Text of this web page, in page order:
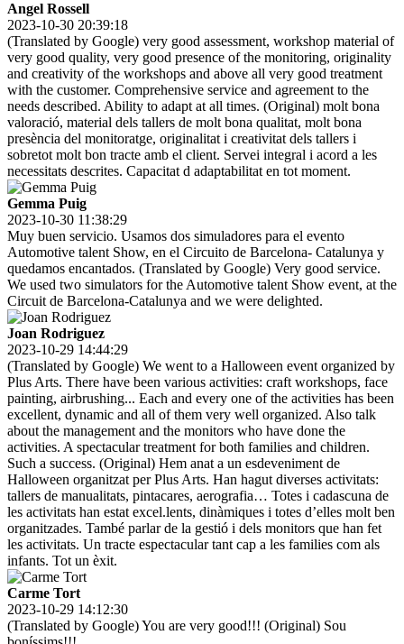
Angel Rossell
2023-10-30 20:39:18
(Translated by Google) very good assessment, workshop material of
very good quality, very good presence of the monitoring, originality
and creativity of the workshops and above all very good treatment
with the customer. Comprehensive service and agreement to the
needs described. Ability to adapt at all times. (Original) molt bona
valoració, material dels tallers de molt bona qualitat, molt bona
presència del monitoratge, originalitat i creativitat dels tallers i
sobretot molt bon tracte amb el client. Servei integral i acord a les
necessitats descrites. Capacitat d adaptabilitat en tot moment.
Gemma Puig
2023-10-30 11:38:29
Muy buen servicio. Usamos dos simuladores para el evento
Automotive talent Show, en el Circuito de Barcelona- Catalunya y
quedamos encantados. (Translated by Google) Very good service.
We used two simulators for the Automotive talent Show event, at the
Circuit de Barcelona-Catalunya and we were delighted.
Joan Rodriguez
2023-10-29 14:44:29
(Translated by Google) We went to a Halloween event organized by
Plus Arts. There have been various activities: craft workshops, face
painting, airbrushing... Each and every one of the activities has been
excellent, dynamic and all of them very well organized. Also talk
about the management and the monitors who have done the
activities. A spectacular treatment for both families and children.
Such a success. (Original) Hem anat a un esdeveniment de
Halloween organitzat per Plus Arts. Han hagut diverses activitats:
tallers de manualitats, pintacares, aerografia… Totes i cadascuna de
les activitats han estat excel.lents, dinàmiques i totes d’elles molt ben
organitzades. També parlar de la gestió i dels monitors que han fet
les activitats. Un tracte espectacular tant cap a les families com als
infants. Tot un èxit.
Carme Tort
2023-10-29 14:12:30
(Translated by Google) You are very good!!! (Original) Sou